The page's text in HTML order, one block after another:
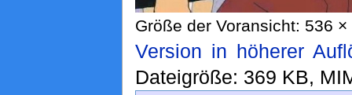
Größe der Voransicht: 536
Version in höherer
Dateigröße: 369 KB,